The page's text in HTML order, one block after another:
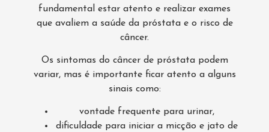
fundamental estar atento e realizar exames
que avaliem a saúde da próstata e o risco de
câncer.
Os sintomas do câncer de próstata podem
variar, mas é importante ficar atento a alguns
sinais como:
vontade frequente para urinar,
dificuldade para iniciar a micção e jato de